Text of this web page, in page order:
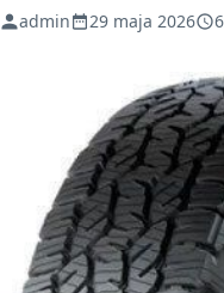
admin 29 maja 2026